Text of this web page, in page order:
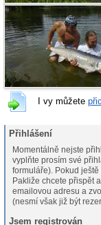
I vy můžete
Přihlášení
Momentálně nejste
vyplňte prosím své
formuláře).
Pakliže chcete přispět
emailovou adresu a
(nesmí však již být
Jsem registrován